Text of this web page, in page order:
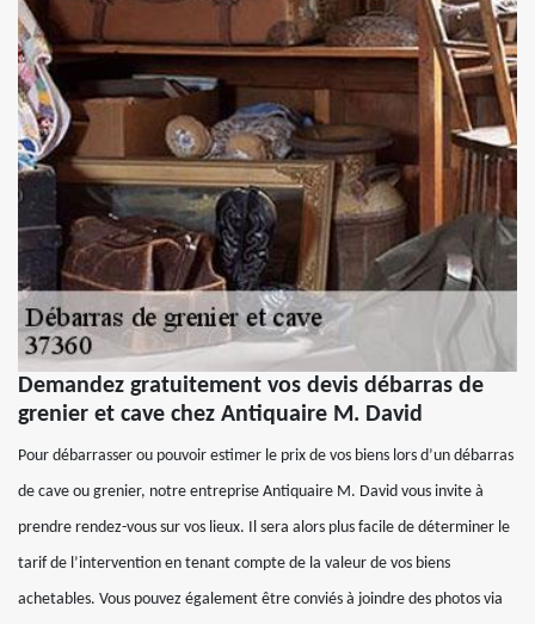
Demandez gratuitement vos devis débarras de
grenier et cave chez Antiquaire M. David
Pour débarrasser ou pouvoir estimer le prix de vos biens lors d’un débarras
de cave ou grenier, notre entreprise Antiquaire M. David vous invite à
prendre rendez-vous sur vos lieux. Il sera alors plus facile de déterminer le
tarif de l’intervention en tenant compte de la valeur de vos biens
achetables. Vous pouvez également être conviés à joindre des photos via